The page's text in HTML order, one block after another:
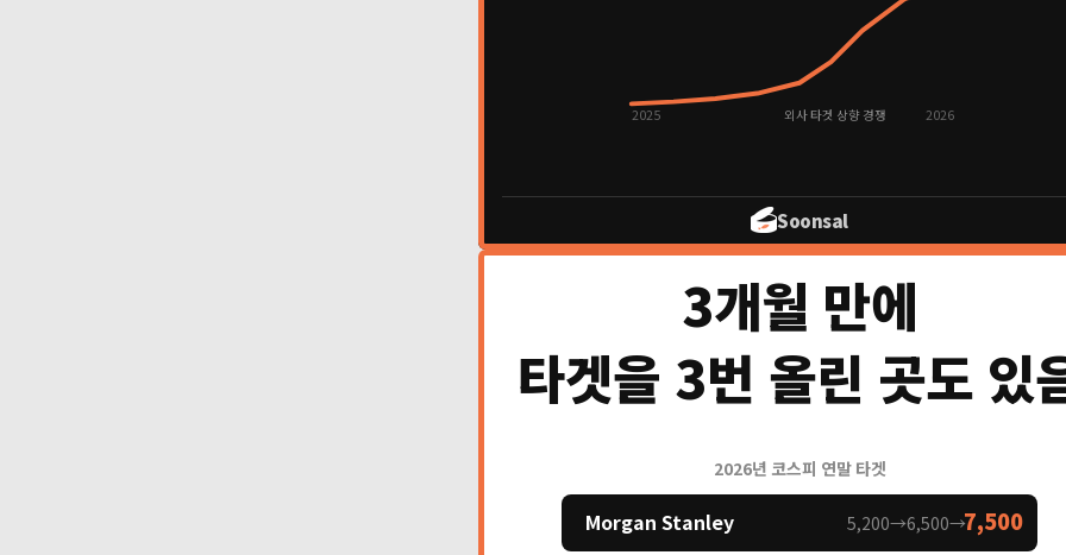
2025 2026
외사 타겟 상향 경쟁
Soonsal
3개월 만에
타겟을 3번 올린 곳도 있
2026년 코스피 연말 타겟
Morgan Stanley 5,200→6,500→7,500